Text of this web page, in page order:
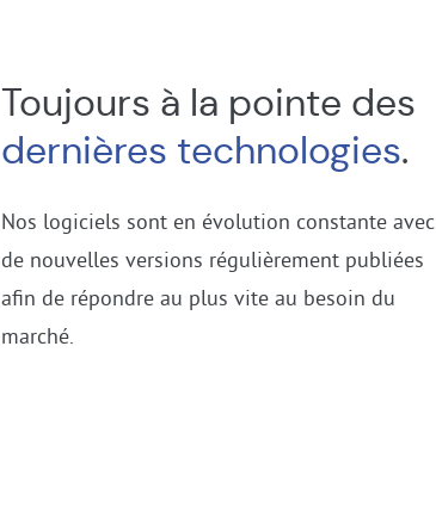
Toujours à la pointe des
dernières technologies.
Nos logiciels sont en évolution constante avec
de nouvelles versions régulièrement publiées
afin de répondre au plus vite au besoin du
marché.